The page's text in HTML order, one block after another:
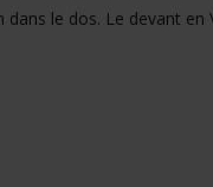
le dos. Le devant